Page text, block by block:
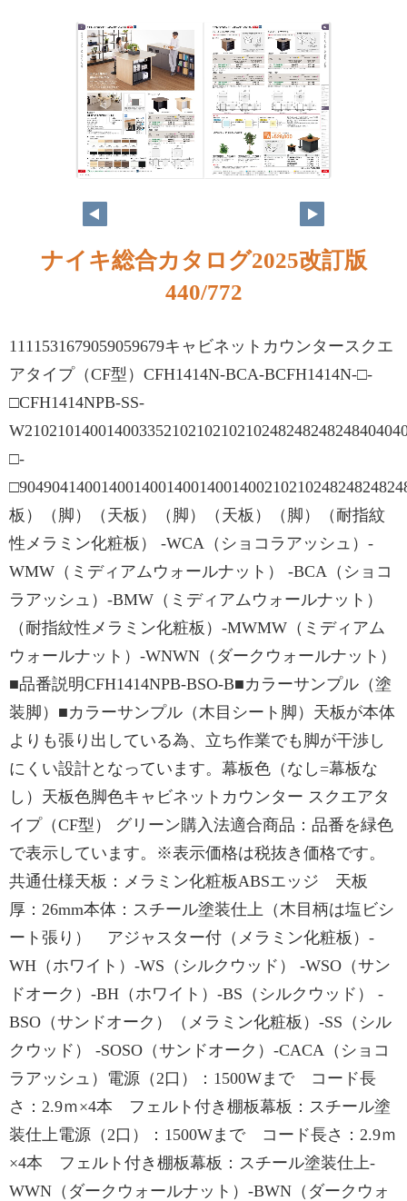
ナイキ総合カタログ2025改訂版
440/772
1111531679059059679キャビネットカウンタースクエ
アタイプ（CF型）CFH1414N-BCA-BCFH1414N-□-
□CFH1414NPB-SS-
□-
板）（脚）（天板）（脚）（天板）（脚）（耐指紋
性メラミン化粧板） -WCA（ショコラアッシュ）-
WMW（ミディアムウォールナット） -BCA（ショコ
ラアッシュ）-BMW（ミディアムウォールナット）
（耐指紋性メラミン化粧板）-MWMW（ミディアム
ウォールナット）-WNWN（ダークウォールナット）
■品番説明CFH1414NPB-BSO-B■カラーサンプル（塗
装脚）■カラーサンプル（木目シート脚）天板が本体
よりも張り出している為、立ち作業でも脚が干渉し
にくい設計となっています。幕板色（なし=幕板な
し）天板色脚色キャビネットカウンター スクエアタ
イプ（CF型） グリーン購入法適合商品：品番を緑色
で表示しています。※表示価格は税抜き価格です。
共通仕様天板：メラミン化粧板ABSエッジ 天板
厚：26mm本体：スチール塗装仕上（木目柄は塩ビシ
ート張り） アジャスター付（メラミン化粧板）-
WH（ホワイト）-WS（シルクウッド） -WSO（サン
ドオーク）-BH（ホワイト）-BS（シルクウッド） -
BSO（サンドオーク）（メラミン化粧板）-SS（シル
クウッド） -SOSO（サンドオーク）-CACA（ショコ
ラアッシュ）電源（2口）：1500Wまで コード長
さ：2.9ｍ×4本 フェルト付き棚板幕板：スチール塗
装仕上電源（2口）：1500Wまで コード長さ：2.9ｍ
×4本 フェルト付き棚板幕板：スチール塗装仕上-
WWN（ダークウォールナット）-BWN（ダークウォ